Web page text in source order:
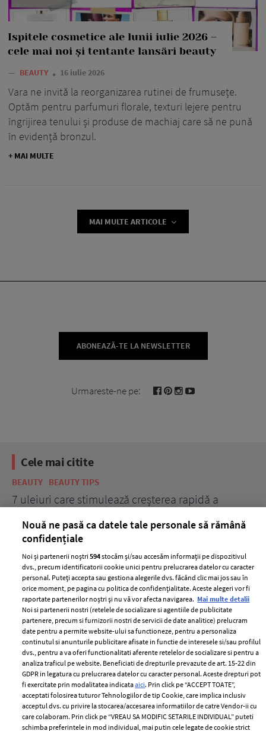
Ispitele cosmetice ale lunii iulie 2026 –
cele mai noi și tentante lansări beauty
— BEAUTY 16 iulie 2026
Vara ne invită la reorganizarea rutinei de frumusețe.
Optăm pentru parfumuri florale, texturi lejere pentru
îngrijirea tenului și produse de machiaj care să ne pună
în evidență bronzul.
+ MAI MULTE
MAI MULTE ARTICOLE
ABONEAZĂ-TE LA NEWSLETTER
Urmareste-ne pe:
Cele mai citite
BEAUTY BEAUTY TIPS
7 uleiuri care stimulează creșterea rapidă a
ELLE Style Awards
2024
Despre ELLE
Romania
Contact
Abonamente
Termeni si conditii
Politica de
confidențialitate
Politica de cookies
Publicitate
Nouă ne pasă ca datele tale personale să rămână
confidențiale
Noi și partenerii noștri594stocăm și/sau accesăm informații pe dispozitivul
dvs., precum identificatorii cookie unici pentru prelucrarea datelor cu caracter
personal. Puteți accepta sau gestiona alegerile dvs. făcând clic mai jos sau în
orice moment, pe pagina cu politica de confidențialitate. Aceste alegeri vor fi
raportate partenerilor noștri și nu vă vor afecta navigarea. Mai multe detalii
Noi si partenerii nostri (retelele de socializare si agentiile de publicitate
partenere, precum si furnizorii nostri de servicii de date analitice) prelucram
date pentru a permite website-ului sa functioneze, pentru a personaliza
continutul si anunturile publicitare afisate in functie de interesele si/sau profilul
dvs., pentru a va oferi functionalitati aferente retelelor de socializare si pentru a
analiza traficul pe website. Beneficiati de drepturile prevazute de art. 15-22 din
GDPR in legatura cu prelucrarea datelor cu caracter personal. Aceste drepturi pot
fi exercitate prin modalitatea indicataaici. Prin click pe “ACCEPT TOATE”,
acceptati folosirea tuturor Tehnologiilor de tip Cookie, care implica inclusiv
acceptul dvs. cu privire la stocarea/accesarea informatiilor de catre Vendor-ii cu
care colaboram. Prin click pe “VREAU SA MODIFIC SETARILE INDIVIDUAL” puteti
schimba preferintele in mod individual, mai putin cele legate de cookie strict